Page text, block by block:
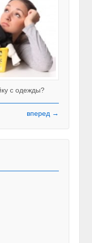
с одежды?
вперед →